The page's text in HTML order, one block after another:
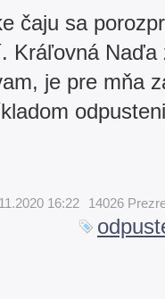
čaju sa
Kráľovná Naďa
je pre mňa
16:22 14026